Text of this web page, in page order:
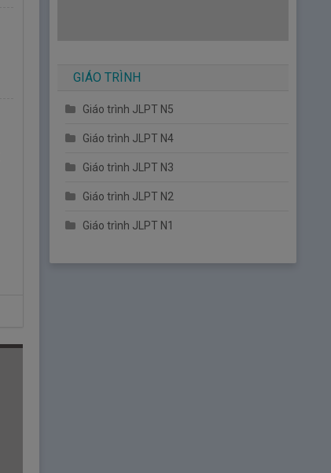
GIÁO TRÌNH
Giáo trình JLPT N5
Giáo trình JLPT N4
Giáo trình JLPT N3
Giáo trình JLPT N2
Giáo trình JLPT N1